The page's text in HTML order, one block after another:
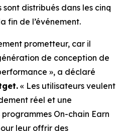
distribués dans les cinq
fin de l’événement.
prometteur, car il
de conception de
», a déclaré
« Les utilisateurs veulent
réel et une
On-chain Earn
leur offrir des